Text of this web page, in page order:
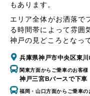
もあります。
エリア全体がお洒落で
る時間帯によって雰囲
神戸の見どころとなっ
兵庫県神戸市中央区東川
関東方面からご乗車のお客様
神戸三宮Bバースで下車
福岡・山口方面からご乗車の